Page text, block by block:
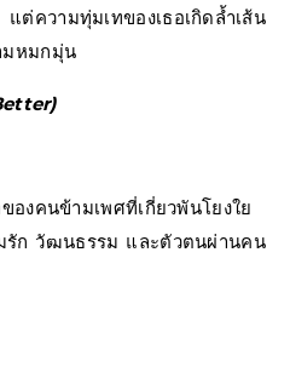
ความทุ่มเทของเธอเกิดล้ำเส้น
มหมกมุ่น
องคนข้ามเพศที่เกี่ยวพันโยงใย
รัก วัฒนธรรม และตัวตนผ่านคน